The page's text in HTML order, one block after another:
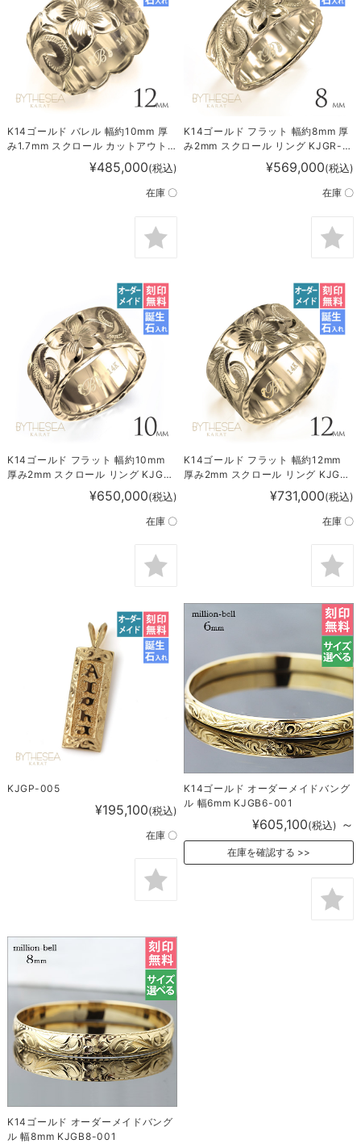
K14ゴールド バレル 幅約10mm 厚
み1.7mm スクロール カットアウト
リング KJGR-111¥485,000(税込)
在庫 〇
K14ゴールド フラット 幅約8mm 厚
み2mm スクロール リング KJGR-
¥569,000(税込)
在庫 〇
K14ゴールド フラット 幅約10mm
厚み2mm スクロール リング KJGR-
¥650,000(税込)
在庫 〇
K14ゴールド フラット 幅約12mm
厚み2mm スクロール リング KJGR-
¥731,000(税込)
在庫 〇
KJGP-005
¥195,100(税込)
在庫 〇
K14ゴールド オーダーメイドバング
ル 幅6mm KJGB6-001
¥605,100(税込) ～
在庫を確認する
K14ゴールド オーダーメイドバング
ル 幅8mm KJGB8-001